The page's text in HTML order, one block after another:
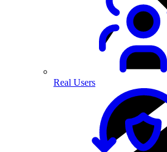
Real Users